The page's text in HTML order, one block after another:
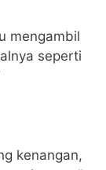
mengambil
seperti
kenangan,